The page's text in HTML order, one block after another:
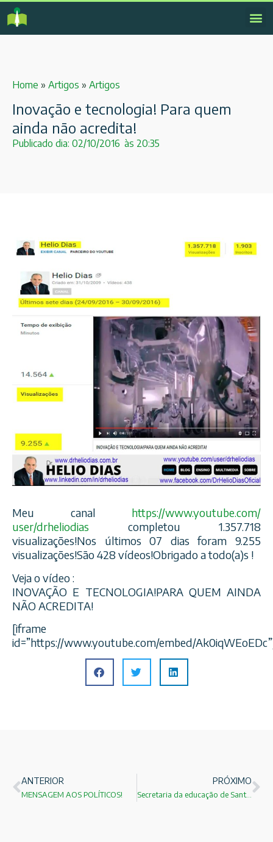
Home » Artigos » Artigos
Inovação e tecnologia! Para quem
ainda não acredita!
Publicado dia: 02/10/2016 às 20:35
Meu canal https://www.youtube.com/
user/drheliodias completou 1.357.718
visualizações!Nos últimos 07 dias foram 9.255
visualizações!São 428 vídeos!Obrigado a todo(a)s !
Veja o vídeo :
INOVAÇÃO E TECNOLOGIA!PARA QUEM AINDA
NÃO ACREDITA!
[iframe
id=”https://www.youtube.com/embed/
ANTERIOR
MENSAGEM AOS POLÍTICOS!
PRÓXIMO
Secretaria da educação de Santo André no período entre 2009 a 2012 !